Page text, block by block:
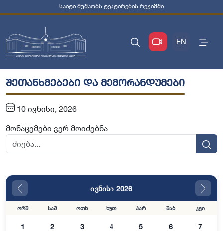
საიტი მუშაობს ტესტირების რეჟიმში
EN
შეთანხმებები და მემორანდუმები
10 ივნისი, 2026
მონაცემები ვერ მოიძებნა
ივნისი 2026
ორშ სამ ოთხ ხუთ პარ შაბ კვი
1 2 3 4 5 6 7